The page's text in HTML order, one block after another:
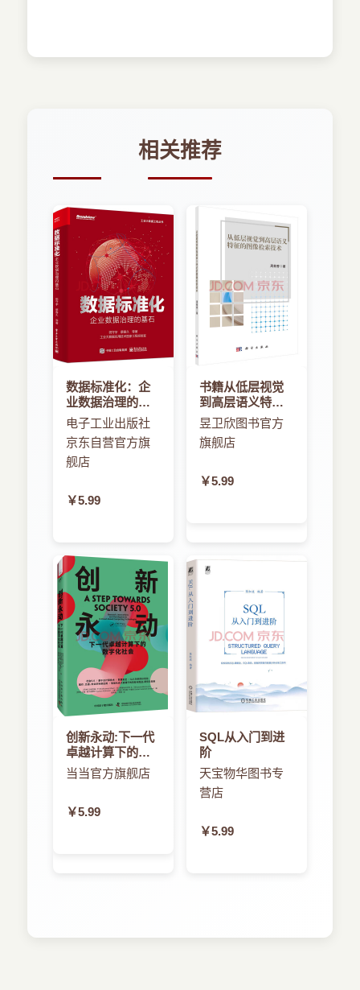
相关推荐
数据标准化：企
业数据治理的基
石
电子工业出版社
京东自营官方旗
舰店
￥5.99
书籍从低层视觉
到高层语义特征
的图像检索技术
昱卫欣图书官方
旗舰店
￥5.99
创新永动:下一代
卓越计算下的数
字化社会
当当官方旗舰店
￥5.99
SQL从入门到进
阶
天宝物华图书专
营店
￥5.99